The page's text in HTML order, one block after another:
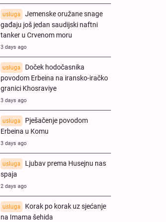
usluga
Jemenske oružane snage
gađaju još jedan saudijski naftni
tanker u Crvenom moru
3 days ago
usluga
Doček hodočasnika
povodom Erbeina na iransko-iračko
granici Khosraviye
3 days ago
usluga
Pješačenje povodom
Erbeina u Komu
3 days ago
usluga
Ljubav prema Husejnu nas
spaja
2 days ago
usluga
Korak po korak uz sjećanje
na Imama šehida